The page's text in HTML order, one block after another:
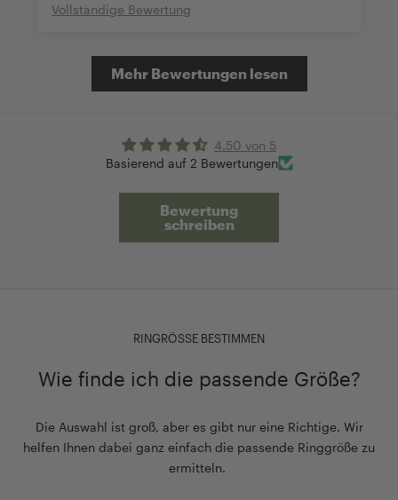
Vollständige Bewertung
Mehr Bewertungen lesen
4.50 von 5
Basierend auf 2 Bewertungen
Bewertung
schreiben
RINGRÖSSE BESTIMMEN
Wie finde ich die passende Größe?
Die Auswahl ist groß, aber es gibt nur eine Richtige. Wir
helfen Ihnen dabei ganz einfach die passende Ringgröße zu
ermitteln.